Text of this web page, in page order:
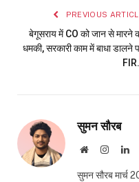
PREVIOUS
बेगूसराय में CO को जान से मारने
धमकी, सरकारी काम में बाधा डालने
सुमन सौरब
Website
सुमन सौरब